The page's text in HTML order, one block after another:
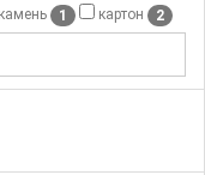
камень 1 картон 2